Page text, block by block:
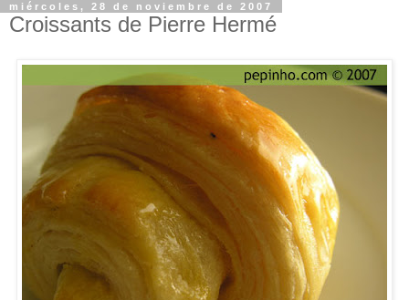
miércoles, 28 de noviembre de 2007
Croissants de Pierre Hermé